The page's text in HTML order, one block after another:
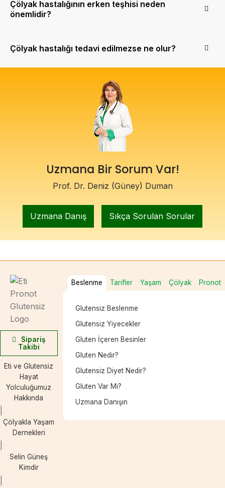
Çölyak hastalığının erken teşhisi neden
önemlidir?
Çölyak hastalığı tedavi edilmezse ne olur?
Uzmana Bir Sorum Var!
Prof. Dr. Deniz (Güney) Duman
Uzmana Danış Sıkça Sorulan Sorular
Sipariş
Takibi
Eti ve Glutensiz
Hayat
Yolculuğumuz
Hakkında
Çölyakla Yaşam
Dernekleri
Selin Güneş
Kimdir
Beslenme Tarifler Yaşam Çölyak Pronot
Glutensiz Beslenme
Glutensiz Yiyecekler
Gluten İçeren Besinler
Gluten Nedir?
Glutensiz Diyet Nedir?
Gluten Var Mı?
Uzmana Danışın